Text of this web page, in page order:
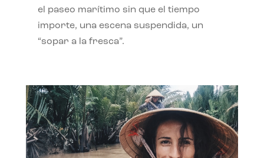
el paseo marítimo sin que el tiempo
importe, una escena suspendida, un
“sopar a la fresca”.